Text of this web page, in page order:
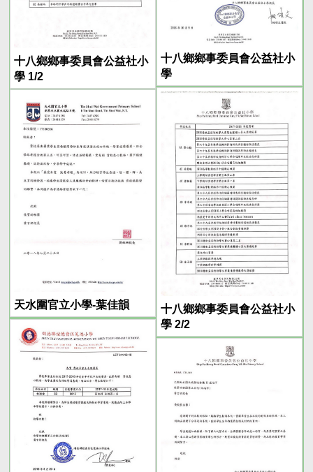
十八鄉鄉事委員會公益社小
學
十八鄉鄉事委員會公益社小
學 1/2
十八鄉鄉事委員會公益社小
學 2/2
天水圍官立小學-葉佳韻